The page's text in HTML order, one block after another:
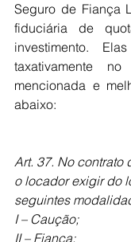
Seguro de Fiança
fiduciária de
investimento.
taxativamente
mencionada e
abaixo:
Art. 37. No
o locador exigir do
seguintes
I – Caução;
II – Fiança;